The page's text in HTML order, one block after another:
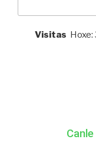
Visitas